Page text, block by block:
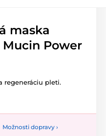
maska
Power
regeneráciu pleti.
Možnosti dopravy ›